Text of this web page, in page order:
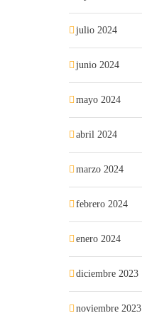
julio 2024
junio 2024
mayo 2024
abril 2024
marzo 2024
febrero 2024
enero 2024
diciembre 2023
noviembre 2023